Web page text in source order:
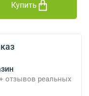
Купить
отзывов реальных